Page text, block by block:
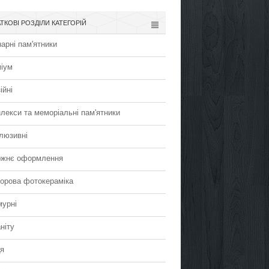
РОЗДІЛИ КАТЕГОРІЙ
пам'ятники
та меморіальні пам'ятники
оформлення
фотокераміка